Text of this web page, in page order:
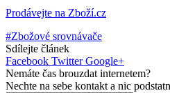
Prodávejte na Zboží.cz
#Zbožové srovnávače
Sdílejte článek
Facebook Twitter Google+
Nemáte čas brouzdat internetem?
Nechte na sebe kontakt a nic